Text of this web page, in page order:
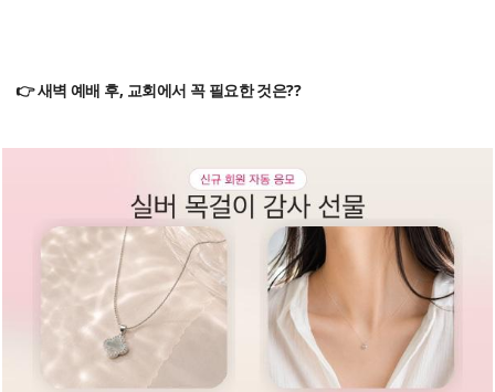
👉 새벽 예배 후, 교회에서 꼭 필요한 것은??